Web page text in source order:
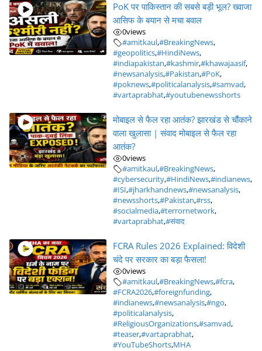
PoK पर पाकिस्तान की सबसे बड़ी भूल? ख्वाजा
आसिफ के बयान से मचा बवाल
0views
#amitkaul,#BreakingNews,
#geopolitics,#HindiNews,
#indiapakistan,#kashmir,#khawajaasif,
#newsanalysis,#Pakistan,#PoK,
#poknews,#politicalanalysis,#samvad,
#vartaprabhat,#youtubenewsshorts
मोबाइल से फैल रहा आतंक? झारखंड से चौंकाने
वाला खुलासा | संवाद मोबाइल से फैल रहा
आतंक?
0views
#amitkaul,#BreakingNews,
#cybersecurity,#HindiNews,#indianews,
#ISI,#jharkhandnews,#newsanalysis,
#newsshorts,#Pakistan,#rss,
#socialmedia,#terrornetwork,
#vartaprabhat,#संवाद
FCRA Rules 2026 Explained: विदेशी
चंदे पर सरकार का बड़ा फैसला!
0views
#amitkaul,#BreakingNews,#fcra,
#FCRA2026,#foreignfunding,
#indianews,#newsanalysis,#ngo,
#politicalanalysis,
#ReligiousOrganizations,#samvad,
#teaser,#vartaprabhat,
#YouTubeShorts,MHA